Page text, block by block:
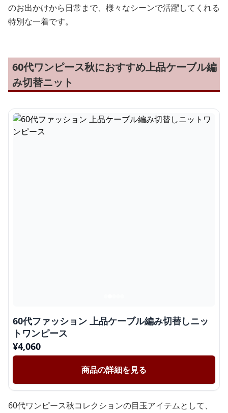
のお出かけから日常まで、様々なシーンで活躍してくれる
特別な一着です。
60代ワンピース秋におすすめ上品ケーブル編
み切替ニット
60代ファッション 上品ケーブル編み切替しニッ
トワンピース
¥4,060
商品の詳細を見る
60代ワンピース秋コレクションの目玉アイテムとして、